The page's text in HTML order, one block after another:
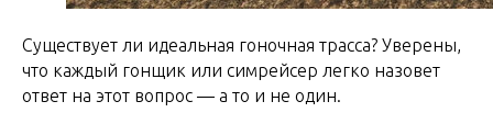
Существует ли идеальная гоночная трасса? Уверены,
что каждый гонщик или симрейсер легко назовет
ответ на этот вопрос — а то и не один.